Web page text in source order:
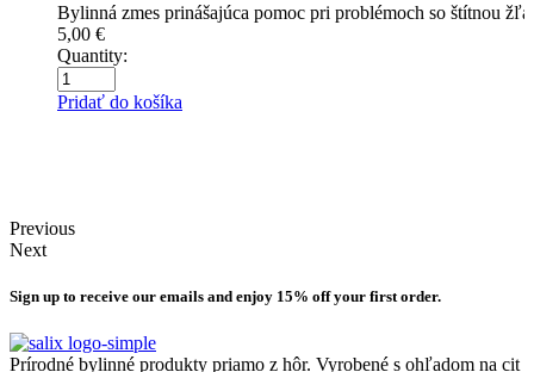
Bylinná zmes prinášajúca pomoc pri problémoch so štítnou
5,00 €
Quantity:
Pridať do košíka
Previous
Next
Sign up to receive our emails and enjoy 15% off your first order.
Prírodné bylinné produkty priamo z hôr. Vyrobené s ohľadom na cit